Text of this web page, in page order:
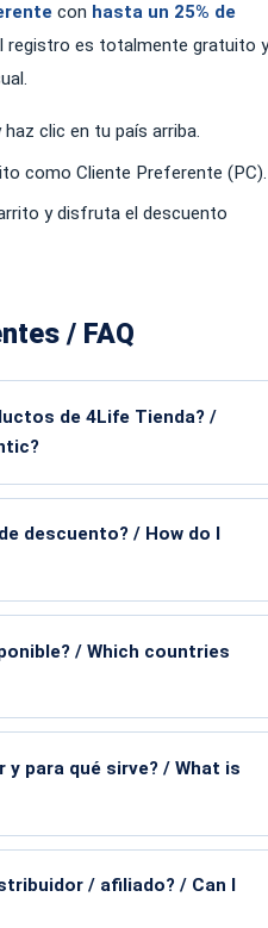
con hasta un 25% de
registro es totalmente gratuito
clic en tu país arriba.
como Cliente Preferente (PC).
y disfruta el descuento
/ FAQ
de 4Life Tienda? /
descuento? / How do I
/ Which countries
para qué sirve? / What is
/ afiliado? / Can I